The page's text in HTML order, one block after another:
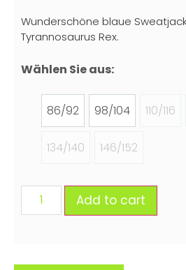
Wunderschöne blaue
Tyrannosaurus Rex.
Wählen Sie aus:
86/92 98/104 110/116
134/140 146/152
Add to cart